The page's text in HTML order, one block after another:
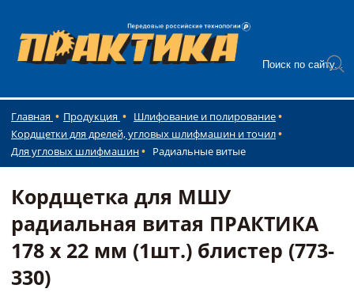
Главная Продукция
Шлифование и полирование
Кордщетки для дрелей, угловых шлифмашин и точил
Для угловых шлифмашин
Радиальные витые
Кордщетка для МШУ
радиальная витая ПРАКТИКА
178 х 22 мм (1шт.) блистер (773-
330)